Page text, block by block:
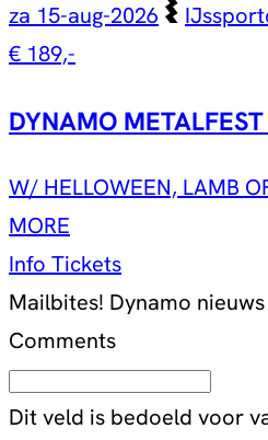
za 15-aug-2026
€ 189,-
DYNAMO
W/ HELLOWEEN, LAMB
MORE
Info Tickets
Mailbites! Dynamo
Comments
Dit veld is bedoeld voor